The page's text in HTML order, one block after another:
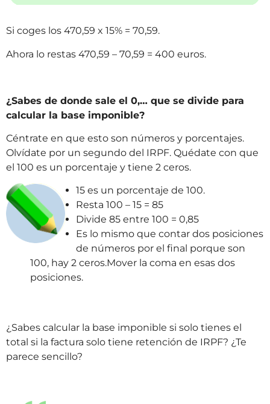
Si coges los 470,59 x 15% = 70,59.
Ahora lo restas 470,59 – 70,59 = 400 euros.
¿Sabes de donde sale el 0,… que se divide para
calcular la base imponible?
Céntrate en que esto son números y porcentajes.
Olvídate por un segundo del IRPF. Quédate con que
el 100 es un porcentaje y tiene 2 ceros.
15 es un porcentaje de 100.
Resta 100 – 15 = 85
Divide 85 entre 100 = 0,85
Es lo mismo que contar dos posiciones
de números por el final porque son
100, hay 2 ceros.Mover la coma en esas dos
posiciones.
¿Sabes calcular la base imponible si solo tienes el
total si la factura solo tiene retención de IRPF? ¿Te
parece sencillo?